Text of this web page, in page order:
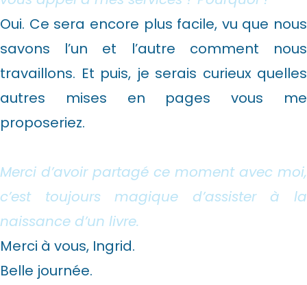
Oui. Ce sera encore plus facile, vu que nous
savons l’un et l’autre comment nous
travaillons. Et puis, je serais curieux quelles
autres mises en pages vous me
proposeriez.
Merci d’avoir partagé ce moment avec moi,
c’est toujours magique d’assister à la
naissance d’un livre.
Merci à vous, Ingrid.
Belle journée.